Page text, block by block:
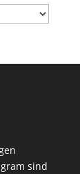
sind